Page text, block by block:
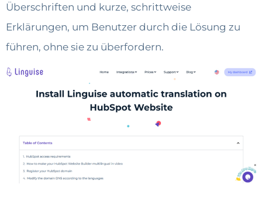
Überschriften und kurze, schrittweise
Erklärungen, um Benutzer durch die Lösung zu
führen, ohne sie zu überfordern.